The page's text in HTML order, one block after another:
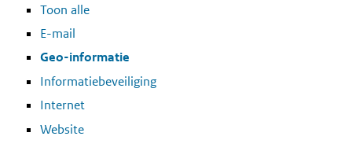
Toon alle
E-mail
Geo-informatie
Informatiebeveiliging
Internet
Website